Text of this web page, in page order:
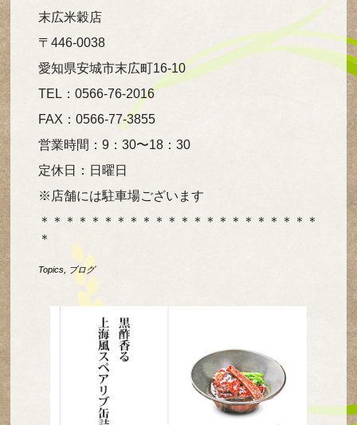
末広米穀店
〒446-0038
愛知県安城市末広町16-10
TEL：0566-76-2016
FAX：0566-77-3855
営業時間：9：30〜18：30
定休日：日曜日
※店舗には駐車場ございます
＊＊＊＊＊＊＊＊＊＊＊＊＊＊＊＊＊＊＊＊＊＊
＊
Topics, ブログ